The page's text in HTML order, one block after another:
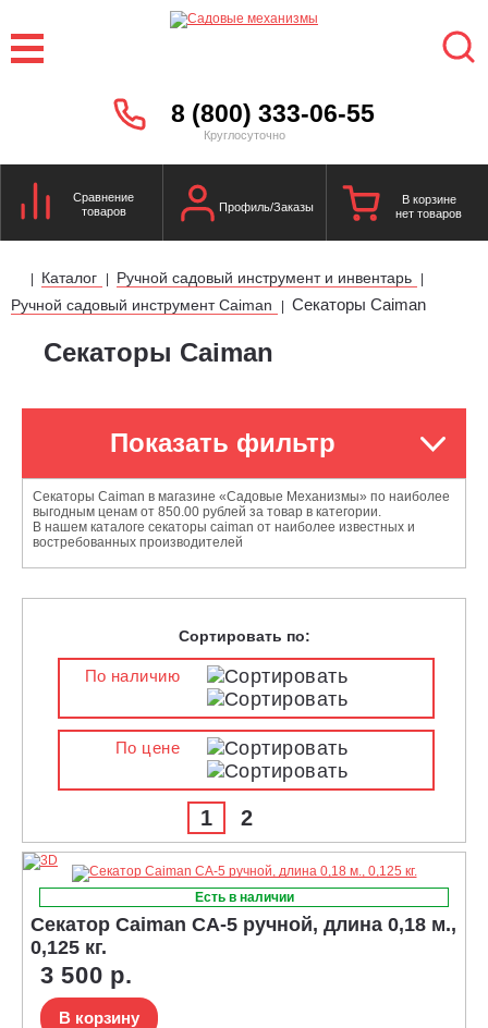
8 (800) 333-06-55
Круглосуточно
Сравнение
товаров
Профиль/Заказы
В корзине
нет товаров
| Каталог | Ручной садовый инструмент и инвентарь |
Ручной садовый инструмент Caiman | Секаторы Caiman
Секаторы Caiman
Показать фильтр
Секаторы Caiman в магазине «Садовые Механизмы» по наиболее
выгодным ценам от 850.00 рублей за товар в категории.
В нашем каталоге секаторы caiman от наиболее известных и
востребованных производителей
Сортировать по:
По наличию
По цене
1 2
Есть в наличии
Секатор Caiman CA-5 ручной, длина 0,18 м.,
0,125 кг.
3 500 р.
В корзину